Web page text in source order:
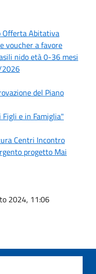
Offerta Abitativa
voucher a favore
nido età 0-36 mesi
2026
del Piano
e in Famiglia"
Centri Incontro
progetto Mai
2024, 11:06